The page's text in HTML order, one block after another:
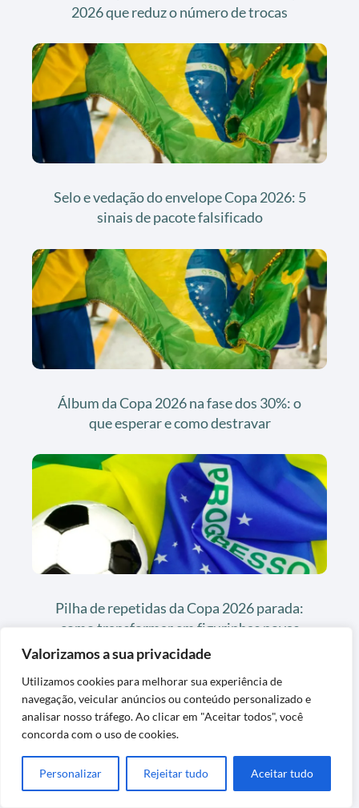
Valorizamos a sua privacidade
Utilizamos cookies para melhorar sua experiência de
navegação, veicular anúncios ou conteúdo personalizado e
analisar nosso tráfego. Ao clicar em "Aceitar todos", você
concorda com o uso de cookies.
Personalizar Rejeitar tudo Aceitar tudo
2026 que reduz o número de trocas
Selo e vedação do envelope Copa 2026: 5
sinais de pacote falsificado
Álbum da Copa 2026 na fase dos 30%: o
que esperar e como destravar
Pilha de repetidas da Copa 2026 parada:
como transformar em figurinhas novas